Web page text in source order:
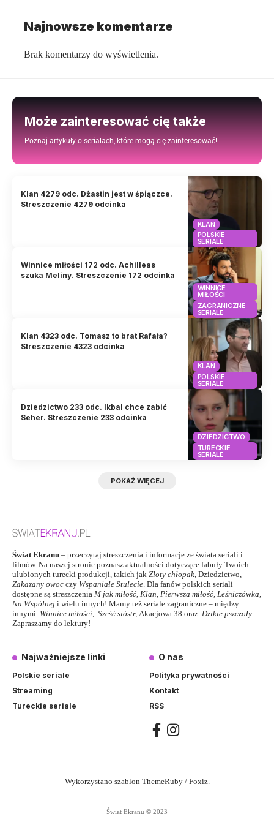
Najnowsze komentarze
Brak komentarzy do wyświetlenia.
Może zainteresować cię także
Poznaj artykuły o serialach, które mogą cię zainteresować!
KLAN
POLSKIE
SERIALE
Klan 4279 odc. Dżastin jest w śpiączce.
Streszczenie 4279 odcinka
WINNICE
MIŁOŚCI
ZAGRANICZNE
SERIALE
Winnice miłości 172 odc. Achilleas
szuka Meliny. Streszczenie 172 odcinka
KLAN
POLSKIE
SERIALE
Klan 4323 odc. Tomasz to brat Rafała?
Streszczenie 4323 odcinka
DZIEDZICTWO
TURECKIE
SERIALE
Dziedzictwo 233 odc. Ikbal chce zabić
Seher. Streszczenie 233 odcinka
POKAŻ WIĘCEJ
Świat Ekranu – przeczytaj streszczenia i informacje ze świata seriali i
filmów. Na naszej stronie poznasz aktualności dotyczące fabuły Twoich
ulubionych turecki produkcji, takich jak Złoty chłopak, Dziedzictwo,
Zakazany owoc czy Wspaniałe Stulecie. Dla fanów polskich seriali
dostępne są streszczenia M jak miłość, Klan, Pierwsza miłość, Leśniczówka,
Na Wspólnej i wielu innych! Mamy też seriale zagraniczne – między
innymi Winnice miłości, Sześć sióstr, Akacjowa 38 oraz Dzikie pszczoły.
Zapraszamy do lektury!
Najważniejsze linki
Polskie seriale
Streaming
Tureckie seriale
O nas
Polityka prywatności
Kontakt
RSS
Wykorzystano szablon ThemeRuby / Foxiz.
Świat Ekranu © 2023